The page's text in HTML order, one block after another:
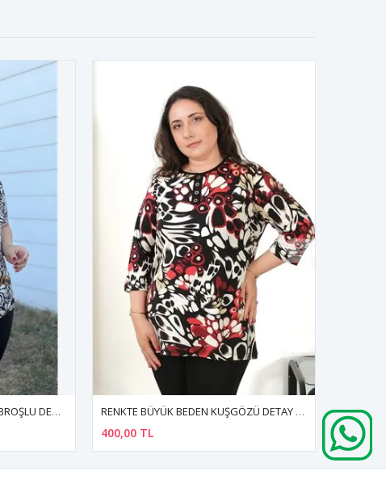
RENKTE BÜYÜK BEDEN KUŞGÖZÜ DETAY DESENLİ KAPRİ KOL BLUZ RENKTE BÜYÜK BEDEN DESENLİ ESNEK BLUZ
370,00 TL 300,00